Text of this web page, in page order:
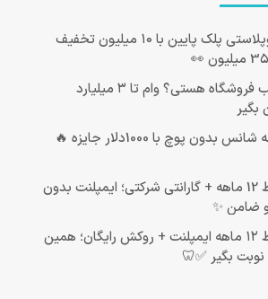
بلفاروپلاستی پلک پایین با ۱۰ میلیون تخفیف
صاحب فروشگاه هستی؟ وام تا ۳ میلیارد
بگیر
بدون پوچ با 1000دلار جایزه 🔥
اقساط 12 ماهه + گارانتی شرکتی؛ ایمپلنت بدون
ضامن ✨
اقساط ۱۲ ماهه ایمپلنت + روکش رایگان؛ همین
نوبت بگیر ✅🦷